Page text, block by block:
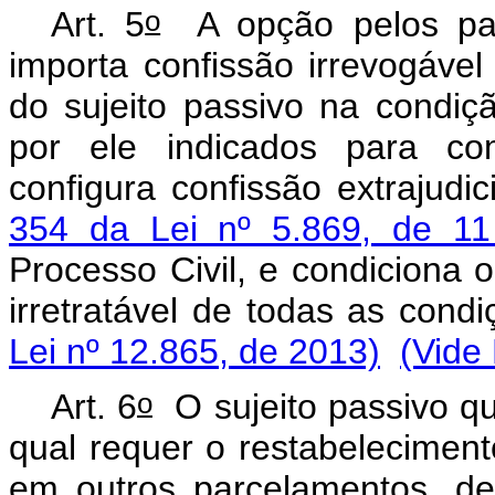
Art. 5oA opção pelos
importa confissão
do sujeito passivo na
por ele indicados para
configura confissão
354 da Lei nº 5.869, de
Processo Civil, e condiciona
irretratável de todas as
Lei nº 12.865, de 2013)
(Vide
Art. 6oO sujeito passivo
qual requer o